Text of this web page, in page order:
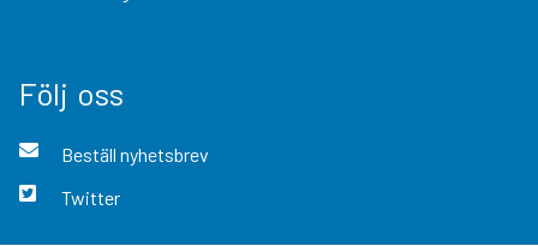
Följ oss
Beställ nyhetsbrev
Twitter